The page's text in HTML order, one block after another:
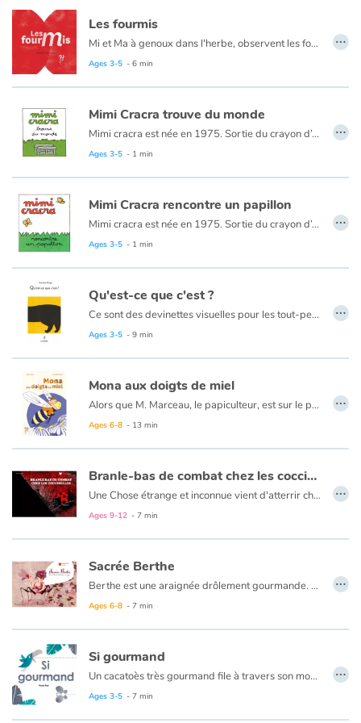
Les fourmis
Mi et Ma à genoux dans l'herbe, observent les fourmis. Elles semblent toutes se ressembler et pourtant l'une d'elles est différente et ne fait pas partie du groupe. Mais quand le danger va venir, c'est dans un même élan que la fourmi noire et la fourmi rouge vont fuir côte à côte, dans la même direction.
Ages 3-5 - 6 min
…
Mimi Cracra trouve du monde
Mimi cracra est née en 1975. Sortie du crayon d’Agnès Rosenstiehl pour le magazine “Pomme d’api”, cette petite fille aux joues roses et cheveux bruns à laquelle il est facile de s’identifier nous entraîne avec humour dans ses aventures quotidiennes.
Ages 3-5 - 1 min
…
Mimi Cracra rencontre un papillon
Mimi cracra est née en 1975. Sortie du crayon d’Agnès Rosenstiehl pour le magazine “Pomme d’api”, cette petite fille aux joues roses et cheveux bruns à laquelle il est facile de s’identifier nous entraîne avec humour dans ses aventures quotidiennes.
Ages 3-5 - 1 min
…
Qu'est-ce que c'est ?
Ce sont des devinettes visuelles pour les tout-petits. Un premier indice, puis un deuxième avant la solution. Et quand on pense être aguerri à la forme ? On tombe dans le piège… Méfions-nous des apparences !
Ages 3-5 - 9 min
…
Mona aux doigts de miel
Alors que M. Marceau, le papiculteur, est sur le point de nous raconter comment il récolte le miel, une toute petite voix murmure à mon oreille : Le miel, bientôt tu n’en verras plus la couleur ! Tu n’en goûteras plus la saveur. Les hommes nous tuent à petit feu.
Ages 6-8 - 13 min
…
Branle-bas de combat chez les coccinelles
Une Chose étrange et inconnue vient d'atterrir chez les coccinelles... D'abord curieuses, bientôt inquiètes et finalement terrorisées, c'est le branle-bas de combat chez les coccinelles !
Ages 9-12 - 7 min
…
Sacrée Berthe
Berthe est une araignée drôlement gourmande. Mais quand arrive le moment de tisser, Berthe est complètement désemparée. Va-t-elle parvenir à se fabriquer une authentique toile d'araignée ?
Ages 6-8 - 7 min
…
Si gourmand
Un cacatoès très gourmand file à travers son monde à la poursuite de toute sorte de nourriture. Avalant tout ce qui passe (un papillon, une libellule), parfois n’importe quoi (un serpent), juste pour le plaisir de goûter (un flocon), il sait se tapir et patienter longtemps même s’il ne résiste pas à la tentation devant une pomme qui ne lui appartient pas… Mais comment lui en vouloir alors qu’il sait si bien faire grandir l’amitié.
Ages 3-5 - 7 min
…